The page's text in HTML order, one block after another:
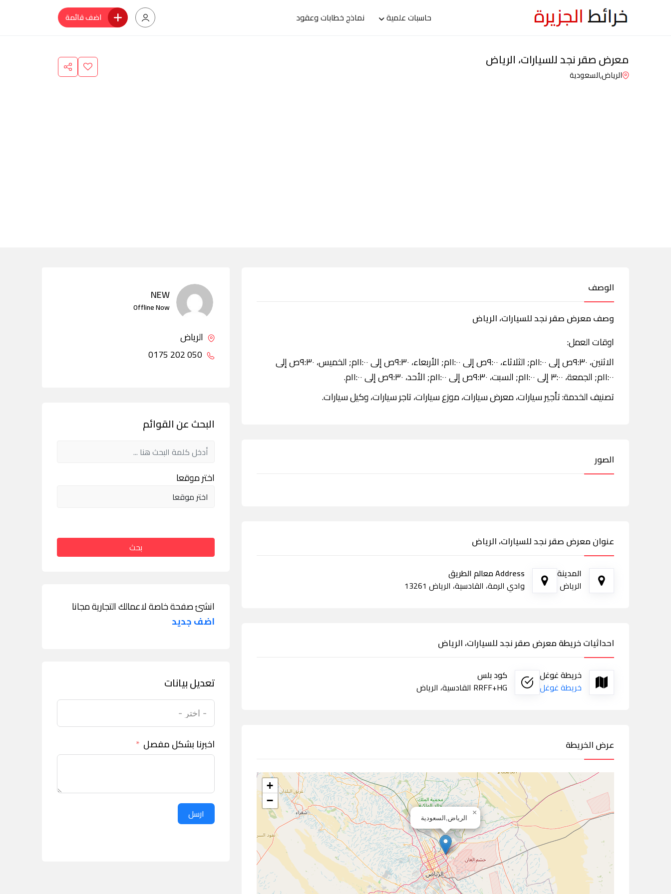
حاسبات علمية نماذج خطابات وعقود اضف قائمة
معرض صقر نجد للسيارات، الرياض
الرياض,السعودية
الوصف
وصف معرض صقر نجد للسيارات، الرياض
اوقات العمل:
الاثنين، ٩:٣٠ص إلى ١١:٠٠م; الثلاثاء، ٩:٠٠ص إلى ١١:٠٠م; الأربعاء، ٩:٣٠ص إلى ١١:٠٠م; الخميس، ٩:٣٠ص إلى
١١:٠٠م; الجمعة، ٣:٠٠ إلى ١١:٠٠م; السبت، ٩:٣٠ص إلى ١١:٠٠م; الأحد، ٩:٣٠ص إلى ١١:٠٠م.
تصنيف الخدمة: تأجير سيارات، معرض سيارات، موزع سيارات، تاجر سيارات، وكيل سيارات.
الصور
عنوان معرض صقر نجد للسيارات، الرياض
المدينة
الرياض
Address معالم الطريق
وادي الرمة، القادسية، الرياض 13261
احداثيات خريطة معرض صقر نجد للسيارات، الرياض
خريطة غوغل
خريطة غوغل
كود بلس
RRFF+HG القادسية، الرياض
عرض الخريطة
الرياض,السعودية
×
+
−
NEW
Offline Now
الرياض
البحث عن القوائم
اختر موقعا
بحث
انشئ صفحة خاصة لاعمالك التجارية مجانا
اضف جديد
تعديل بيانات
اخبرنا بشكل مفصل
ارسل